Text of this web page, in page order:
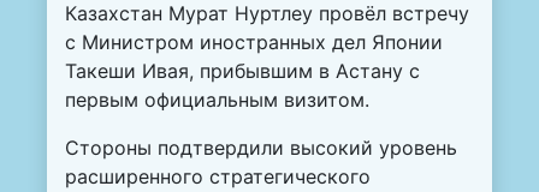
Казахстан Мурат Нуртлеу провёл встречу
с Министром иностранных дел Японии
Такеши Ивая, прибывшим в Астану с
первым официальным визитом.
Стороны подтвердили высокий уровень
расширенного стратегического